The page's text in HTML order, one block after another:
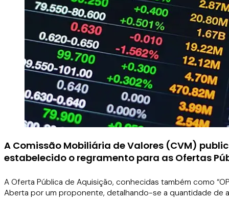
A Comissão Mobiliária de Valores (CVM)
estabelecido o regramento para as Ofertas
A Oferta Pública de Aquisição, conhecidas também como
Aberta por um proponente, detalhando-se a quantidade de